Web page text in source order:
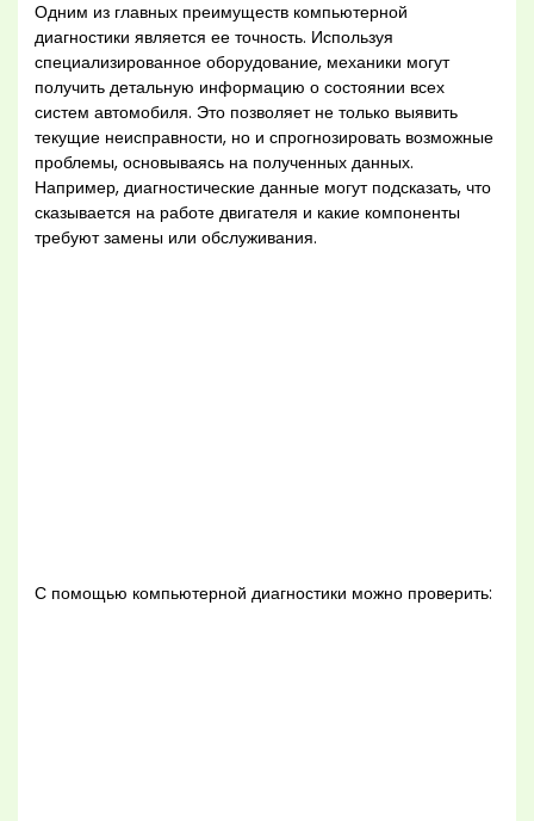
Одним из главных преимуществ компьютерной
диагностики является ее точность. Используя
специализированное оборудование, механики могут
получить детальную информацию о состоянии всех
систем автомобиля. Это позволяет не только выявить
текущие неисправности, но и спрогнозировать возможные
проблемы, основываясь на полученных данных.
Например, диагностические данные могут подсказать, что
сказывается на работе двигателя и какие компоненты
требуют замены или обслуживания.
С помощью компьютерной диагностики можно проверить: